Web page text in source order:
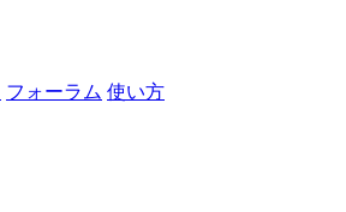
フォーラム 使い方